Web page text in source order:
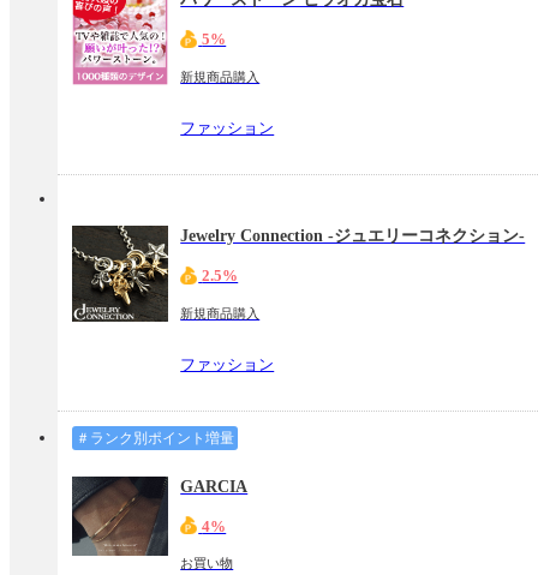
5%
新規商品購入
ファッション
Jewelry Connection -ジュエリーコネクション-
2.5%
新規商品購入
ファッション
＃ランク別ポイント増量
GARCIA
4%
お買い物